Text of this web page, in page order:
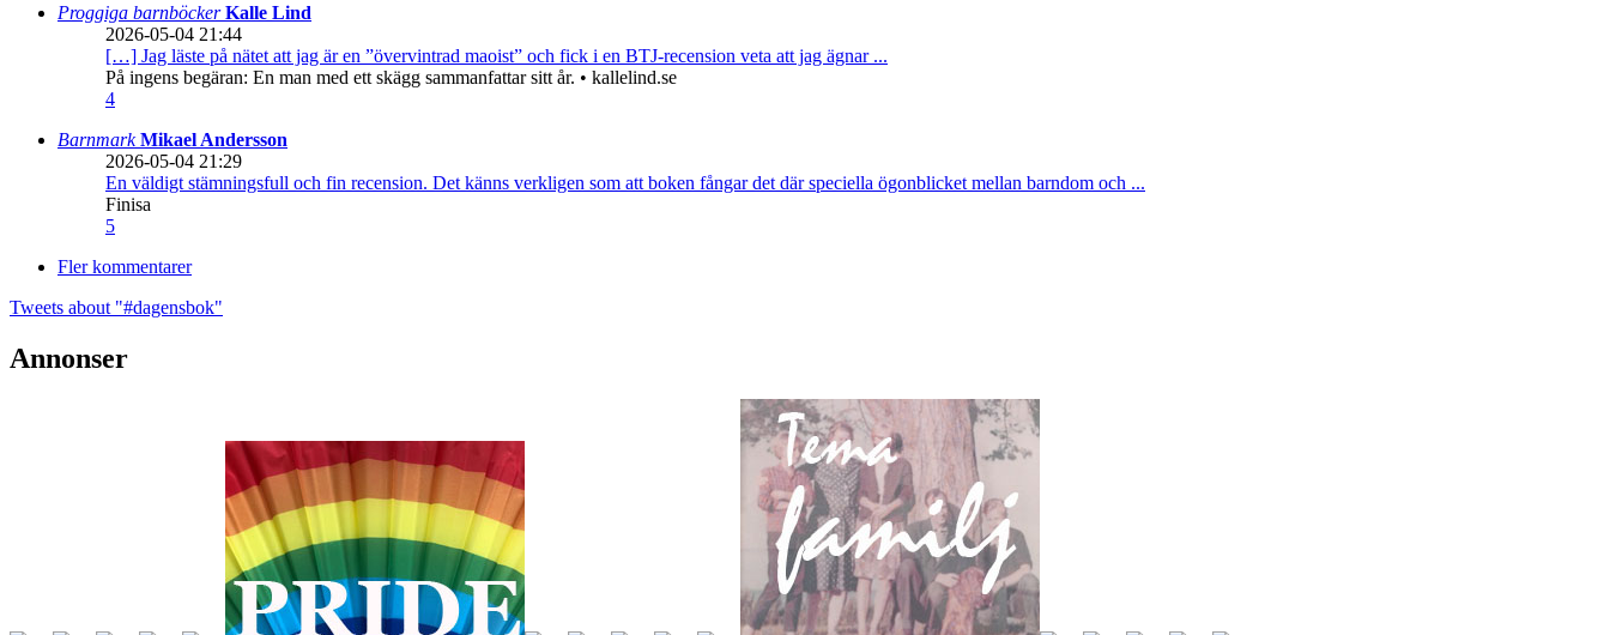
Proggiga barnböckerKalle Lind
2026-05-04 21:44
[…] Jag läste på nätet att jag är en ”övervintrad maoist” och fick i en BTJ-recension veta att jag ägnar ...
På ingens begäran: En man med ett skägg sammanfattar sitt år. • kallelind.se
4
BarnmarkMikael Andersson
2026-05-04 21:29
En väldigt stämningsfull och fin recension. Det känns verkligen som att boken fångar det där speciella ögonblicket mellan barndom och ...
Finisa
5
Fler kommentarer
Tweets about "#dagensbok"
Annonser